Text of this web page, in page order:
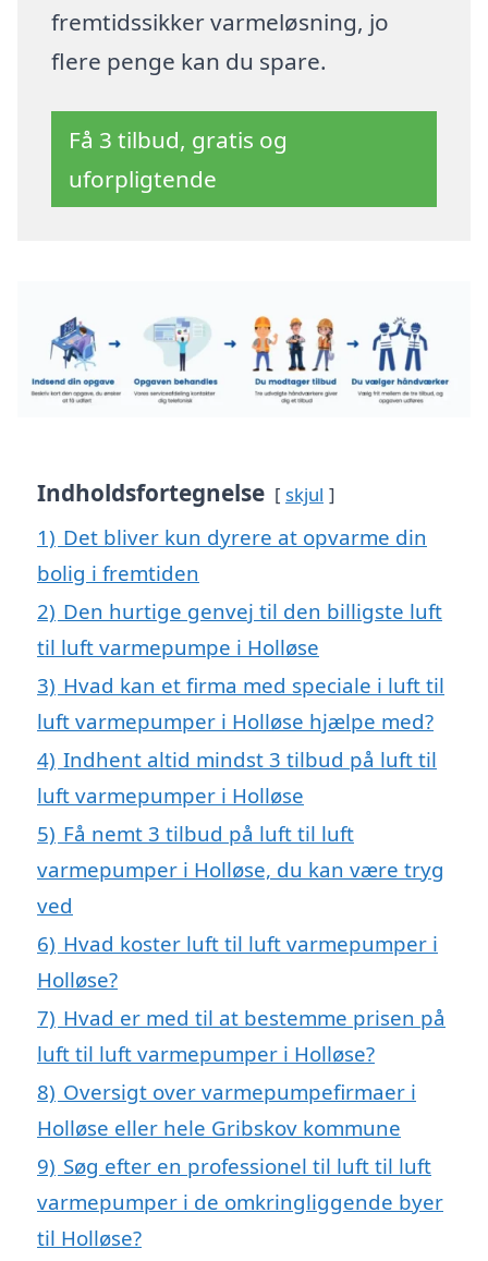
fremtidssikker varmeløsning, jo
flere penge kan du spare.
Få 3 tilbud, gratis og
uforpligtende
Indholdsfortegnelse skjul
1) Det bliver kun dyrere at opvarme din
bolig i fremtiden
2) Den hurtige genvej til den billigste luft
til luft varmepumpe i Holløse
3) Hvad kan et firma med speciale i luft til
luft varmepumper i Holløse hjælpe med?
4) Indhent altid mindst 3 tilbud på luft til
luft varmepumper i Holløse
5) Få nemt 3 tilbud på luft til luft
varmepumper i Holløse, du kan være tryg
ved
6) Hvad koster luft til luft varmepumper i
Holløse?
7) Hvad er med til at bestemme prisen på
luft til luft varmepumper i Holløse?
8) Oversigt over varmepumpefirmaer i
Holløse eller hele Gribskov kommune
9) Søg efter en professionel til luft til luft
varmepumper i de omkringliggende byer
til Holløse?